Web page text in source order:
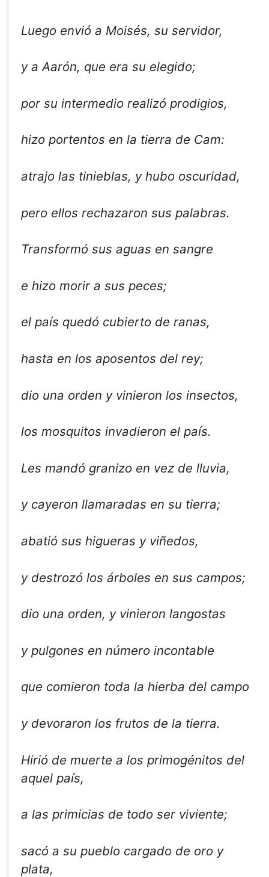
Luego envió a Moisés, su servidor,
y a Aarón, que era su elegido;
por su intermedio realizó prodigios,
hizo portentos en la tierra de Cam:
atrajo las tinieblas, y hubo oscuridad,
pero ellos rechazaron sus palabras.
Transformó sus aguas en sangre
e hizo morir a sus peces;
el país quedó cubierto de ranas,
hasta en los aposentos del rey;
dio una orden y vinieron los insectos,
los mosquitos invadieron el país.
Les mandó granizo en vez de lluvia,
y cayeron llamaradas en su tierra;
abatió sus higueras y viñedos,
y destrozó los árboles en sus campos;
dio una orden, y vinieron langostas
y pulgones en número incontable
que comieron toda la hierba del campo
y devoraron los frutos de la tierra.
Hirió de muerte a los primogénitos del
aquel país,
a las primicias de todo ser viviente;
sacó a su pueblo cargado de oro y
plata,